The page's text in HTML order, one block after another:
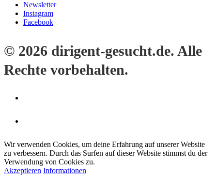
Newsletter
Instagram
Facebook
© 2026 dirigent-gesucht.de. Alle
Rechte vorbehalten.
Wir verwenden Cookies, um deine Erfahrung auf unserer Website
zu verbessern. Durch das Surfen auf dieser Website stimmst du der
Verwendung von Cookies zu.
Akzeptieren Informationen